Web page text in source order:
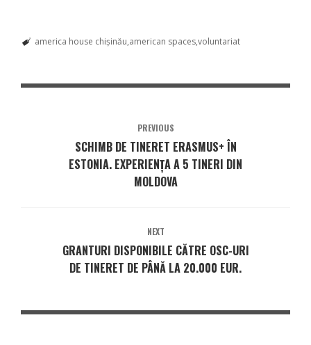
america house chişinău american spacesvoluntariat
PREVIOUS
SCHIMB DE TINERET ERASMUS+ ÎN
ESTONIA. EXPERIENȚA A 5 TINERI DIN
MOLDOVA
NEXT
GRANTURI DISPONIBILE CĂTRE OSC-URI
DE TINERET DE PÂNĂ LA 20.000 EUR.